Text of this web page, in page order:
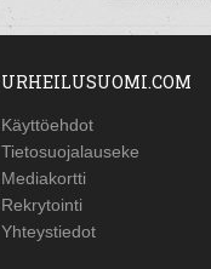
URHEILUSUOMI.COM
Käyttöehdot
Tietosuojalauseke
Mediakortti
Rekrytointi
Yhteystiedot